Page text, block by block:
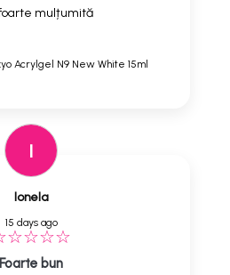
mulțumită
Acrylgel N9 New White 15ml
I
Ionela
15 days ago
Foarte bun